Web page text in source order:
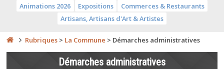
Animations 2026 Expositions
Commerces & Restaurants
Artisans, Artisans d'Art & Artistes
Rubriques > La Commune > Démarches administratives
Démarches administratives